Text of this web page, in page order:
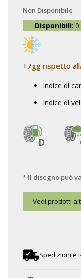
Non Disponibile
Disponibili: 0
+7gg rispetto
Indice di
Indice di
D
* Il disegno può
Vedi prodotti
Spedizioni e
immagini